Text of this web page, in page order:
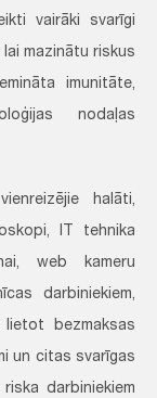
vairāki svarīgi
mazinātu riskus
imunitāte,
nodaļas
halāti,
IT tehnika
web kameru
darbiniekiem,
bezmaksas
un citas svarīgas
darbiniekiem